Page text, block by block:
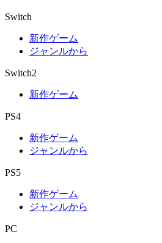
Switch
新作ゲーム
ジャンルから
Switch2
新作ゲーム
PS4
新作ゲーム
ジャンルから
PS5
新作ゲーム
ジャンルから
PC